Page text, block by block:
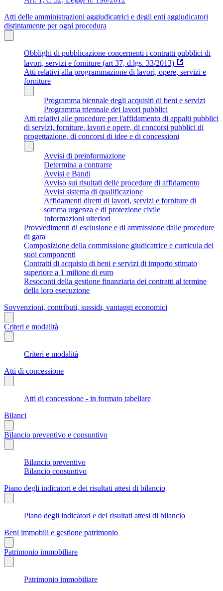
Atti delle amministrazioni aggiudicatrici e degli enti aggiudicatori
distintamente per ogni procedura
Obblighi di pubblicazione concernenti i contratti pubblici di
lavori, servizi e forniture (art 37, d.lgs. 33/2013)
Atti relativi alla programmazione di lavori, opere, servizi e
forniture
Programma biennale degli acquisiti di beni e servizi
Programma triennale dei lavori pubblici
Atti relativi alle procedure per l'affidamento di appalti pubblici
di servizi, forniture, lavori e opere, di concorsi pubblici di
progettazione, di concorsi di idee e di concessioni
Avvisi di preinformazione
Determina a contrarre
Avvisi e Bandi
Avviso sui risultati delle procedure di affidamento
Avvisi sistema di qualificazione
Affidamenti diretti di lavori, servizi e forniture di
somma urgenza e di protezione civile
Informazioni ulteriori
Provvedimenti di esclusione e di ammissione dalle procedure
di gara
Composizione della commissione giudicatrice e curricula dei
suoi componenti
Contratti di acquisto di beni e servizi di importo stimato
superiore a 1 milione di euro
Resoconti della gestione finanziaria dei contratti al termine
della loro esecuzione
Sovvenzioni, contributi, sussidi, vantaggi economici
Criteri e modalità
Criteri e modalità
Atti di concessione
Atti di concessione - in formato tabellare
Bilanci
Bilancio preventivo e consuntivo
Bilancio preventivo
Bilancio consuntivo
Piano degli indicatori e dei risultati attesi di bilancio
Piano degli indicatori e dei risultati attesi di bilancio
Beni immobili e gestione patrimonio
Patrimonio immobiliare
Patrimonio immobiliare